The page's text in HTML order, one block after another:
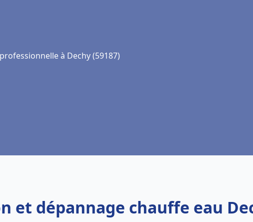
à Dechy (59187)
et dépannage chauffe eau